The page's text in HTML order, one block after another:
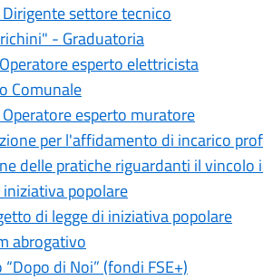
settore tecnico
- Graduatoria
esperto elettricista
Comunale
esperto muratore
per l'affidamento di incarico
delle pratiche riguardanti il vincolo
popolare
di legge di iniziativa popolare
abrogativo
di Noi” (fondi FSE+)